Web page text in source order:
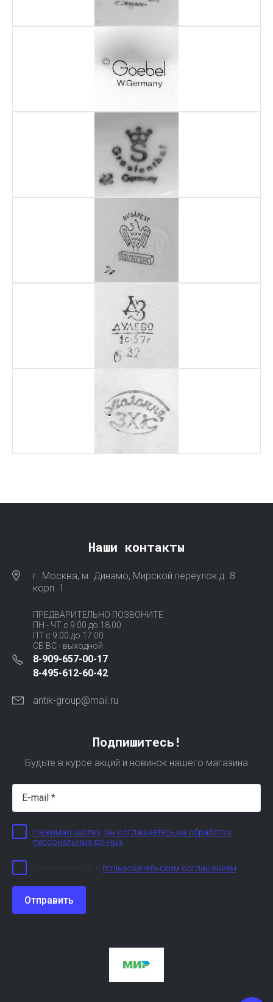
Наши контакты
г. Москва, м. Динамо, Мирской переулок д. 8
корп. 1
ПРЕДВАРИТЕЛЬНО ПОЗВОНИТЕ
ПН - ЧТ с 9.00 до 18.00
ПТ с 9.00 до 17.00
СБ ВС - выходной
8-909-657-00-17
8-495-612-60-42
antik-group@mail.ru
Подпишитесь!
Будьте в курсе акций и новинок нашего магазина
Нажимая кнопку, вы соглашаетесь на обработку
персональных данных
пользовательским соглашением
Отправить